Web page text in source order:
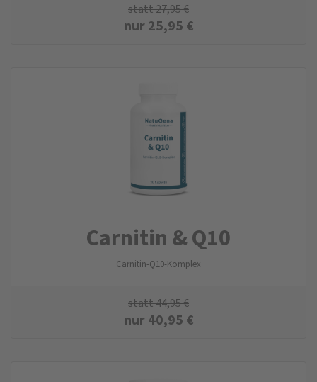
statt27,95€
nur25,95 €
Carnitin & Q10
Carnitin-Q10-Komplex
statt44,95€
nur40,95 €